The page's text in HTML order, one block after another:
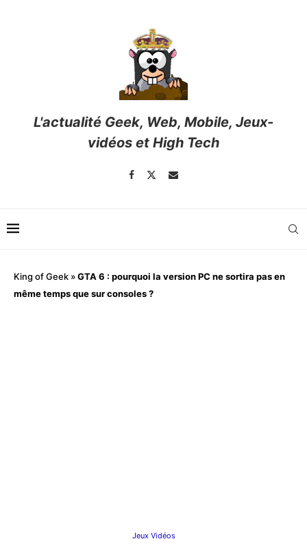
L'actualité Geek, Web, Mobile, Jeux-
vidéos et High Tech
King of Geek »GTA 6 : pourquoi la version PC ne sortira pas en
même temps que sur consoles ?
Jeux Vidéos